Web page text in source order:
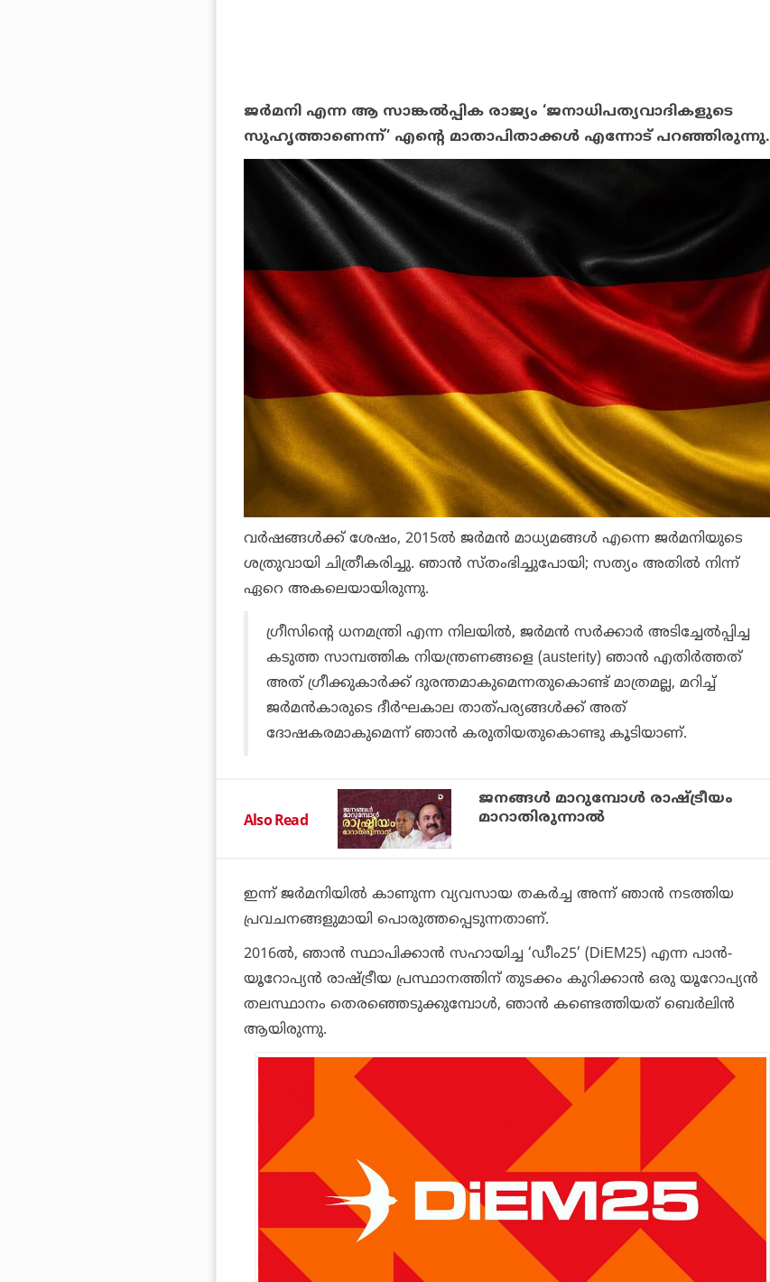
ജര്‍മനി എന്ന ആ സാങ്കല്‍പ്പിക രാജ്യം ‘ജനാധിപത്യവാദികളുടെ
സുഹൃത്താണെന്ന്’ എന്റെ മാതാപിതാക്കള്‍ എന്നോട് പറഞ്ഞിരുന്നു.
വര്‍ഷങ്ങള്‍ക്ക് ശേഷം, 2015ല്‍ ജര്‍മന്‍ മാധ്യമങ്ങള്‍ എന്നെ ജര്‍മനിയുടെ
ശത്രുവായി ചിത്രീകരിച്ചു. ഞാന്‍ സ്തംഭിച്ചുപോയി; സത്യം അതില്‍ നിന്ന്
ഏറെ അകലെയായിരുന്നു.
ഗ്രീസിന്റെ ധനമന്ത്രി എന്ന നിലയില്‍, ജര്‍മന്‍ സര്‍ക്കാര്‍ അടിച്ചേല്‍പ്പിച്ച
കടുത്ത സാമ്പത്തിക നിയന്ത്രണങ്ങളെ (austerity) ഞാന്‍ എതിര്‍ത്തത്
അത് ഗ്രീക്കുകാര്‍ക്ക് ദുരന്തമാകുമെന്നതുകൊണ്ട് മാത്രമല്ല, മറിച്ച്
ജര്‍മന്‍കാരുടെ ദീര്‍ഘകാല താത്പര്യങ്ങള്‍ക്ക് അത്
ദോഷകരമാകുമെന്ന് ഞാന്‍ കരുതിയതുകൊണ്ടു കൂടിയാണ്.
Also Read
ജനങ്ങൾ മാറുമ്പോൾ രാഷ്ട്രീയം
മാറാതിരുന്നാൽ
ഇന്ന് ജര്‍മനിയില്‍ കാണുന്ന വ്യവസായ തകര്‍ച്ച അന്ന് ഞാന്‍ നടത്തിയ
പ്രവചനങ്ങളുമായി പൊരുത്തപ്പെടുന്നതാണ്.
2016ല്‍, ഞാന്‍ സ്ഥാപിക്കാന്‍ സഹായിച്ച ‘ഡീം25’ (DiEM25) എന്ന പാന്‍-
യൂറോപ്യന്‍ രാഷ്ട്രീയ പ്രസ്ഥാനത്തിന് തുടക്കം കുറിക്കാന്‍ ഒരു യൂറോപ്യന്‍
തലസ്ഥാനം തെരഞ്ഞെടുക്കുമ്പോള്‍, ഞാന്‍ കണ്ടെത്തിയത് ബെര്‍ലിന്‍
ആയിരുന്നു.